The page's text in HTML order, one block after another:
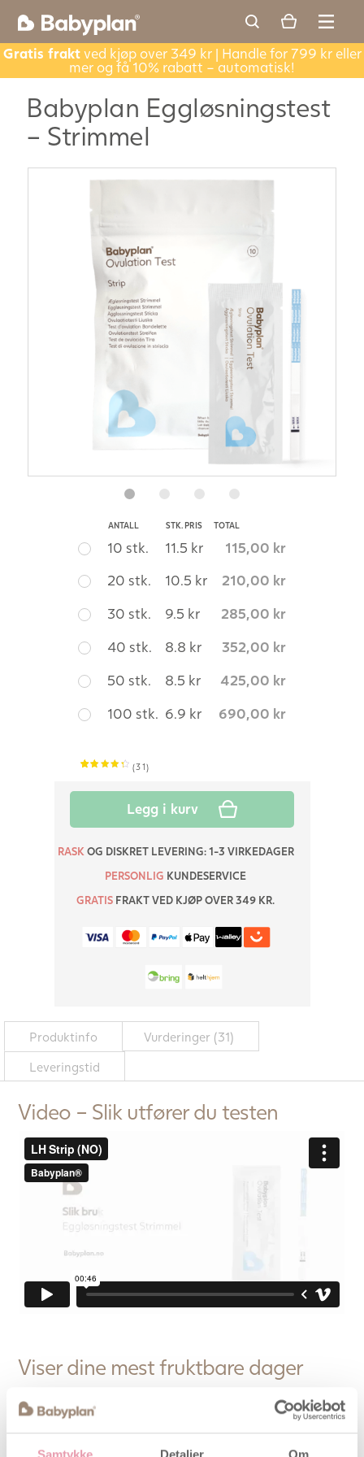
Gratis fraktved kjøp over 349 kr | Handle for 799 kr eller
mer og få 10% rabatt – automatisk!
Samtykke Detaljer Om
Babyplan Eggløsningstest
– Strimmel
ANTALL STK. PRIS TOTAL
10 stk. 11.5 kr 115,00 kr
20 stk.
10.5 kr 210,00 kr
30 stk.
9.5 kr 285,00 kr
40 stk.
8.8 kr 352,00 kr
50 stk.
8.5 kr 425,00 kr
100 stk. 6.9 kr 690,00 kr
based
customer
ratings
(31)
Legg i kurv
RASK OG DISKRET LEVERING: 1-3 VIRKEDAGER
PERSONLIG KUNDESERVICE
GRATIS FRAKT VED KJØP OVER 349 KR.
Produktinfo Vurderinger (31)
Leveringstid
Video – Slik utfører du testen
Viser dine mest fruktbare dager
Det er viktig å kjenne perioden når du er fruktbar
hvis du ønsker å bli gravid. Det kan være vanskelig
ettersom denne perioden kun varer noen få dager.
En eggløsningstest kan hjelpe deg med å finne disse